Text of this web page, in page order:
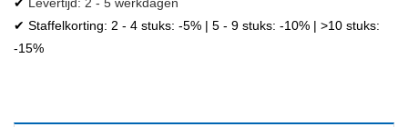
✔ Levertijd: 2 - 5 werkdagen
✔ Staffelkorting: 2 - 4 stuks: -5% | 5 - 9 stuks: -10% | >10 stuks:
-15%